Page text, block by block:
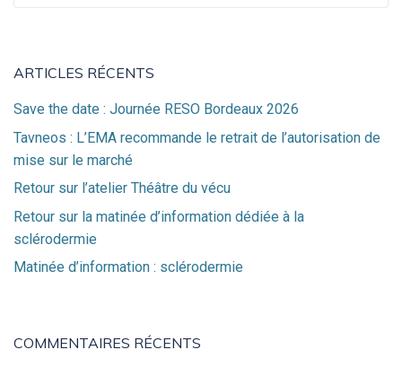
ARTICLES RÉCENTS
Save the date : Journée RESO Bordeaux 2026
Tavneos : L’EMA recommande le retrait de l’autorisation de
mise sur le marché
Retour sur l’atelier Théâtre du vécu
Retour sur la matinée d’information dédiée à la
sclérodermie
Matinée d’information : sclérodermie
COMMENTAIRES RÉCENTS